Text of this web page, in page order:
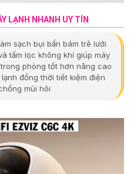
LẠNH NHANH UY TÍN
sạch bụi bẩn bám trê lưới
tấm lọc không khí giúp máy
phòng tốt hơn nâng cao
đồng thời tiết kiệm điện
mùi hôi